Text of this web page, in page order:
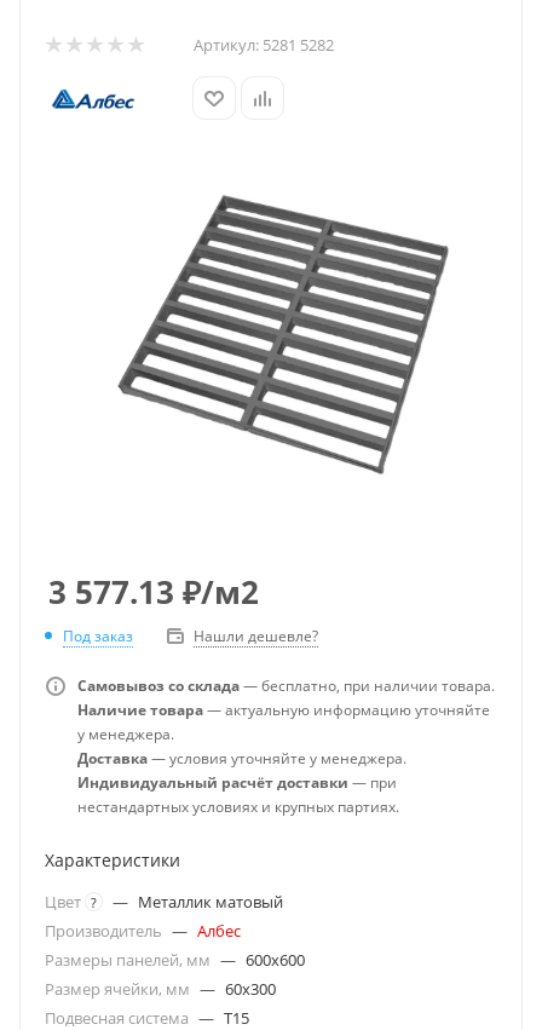
Артикул: 5281 5282
3 577.13 ₽/м2
Под заказ Нашли дешевле?
Самовывоз со склада— бесплатно, при наличии товара.
Наличие товара— актуальную информацию уточняйте
у менеджера.
Доставка— условия уточняйте у менеджера.
Индивидуальный расчёт доставки — при
нестандартных условиях и крупных партиях.
Характеристики
Цвет ? — Металлик матовый
Производитель — Албес
Размеры панелей, мм — 600x600
Размер ячейки, мм — 60x300
Подвесная система — T15